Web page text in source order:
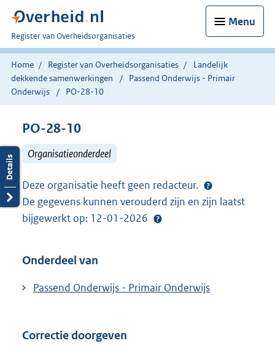
Menu
U
bent
nu
hier:
Register van Overheidsorganisaties
Home Register van Overheidsorganisaties
Landelijk
dekkende samenwerkingen
Passend Onderwijs - Primair
Onderwijs
PO-28-10
PO-28-10
Organisatieonderdeel
Deze organisatie heeft geen redacteur.
De gegevens kunnen verouderd zijn en zijn laatst
bijgewerkt op: 12-01-2026
Onderdeel van
Passend Onderwijs - Primair Onderwijs
Correctie doorgeven